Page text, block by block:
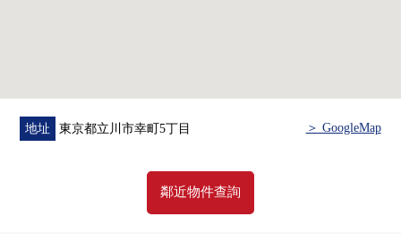
地址 東京都立川市幸町5丁目 ＞ GoogleMap
鄰近物件查詢